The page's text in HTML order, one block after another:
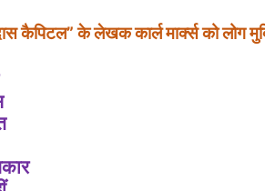
कैपिटल”केलेखककार्लमार्क्सकोलोग